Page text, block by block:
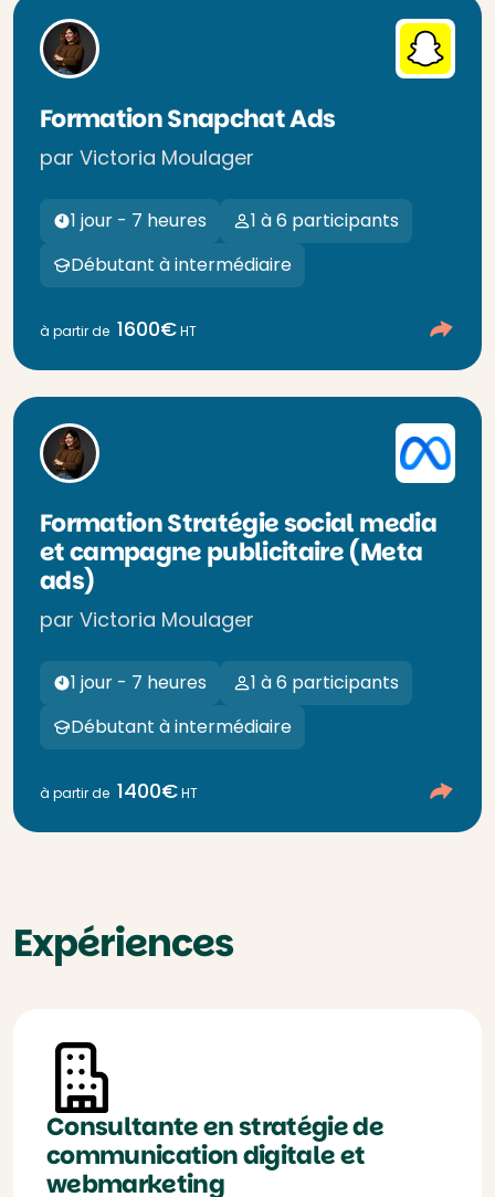
Formation Snapchat Ads
par Victoria Moulager
1 jour - 7 heures
1 à 6 participants
Débutant à intermédiaire
à partir de 1600€HT
Formation Stratégie social media
et campagne publicitaire (Meta
ads)
par Victoria Moulager
1 jour - 7 heures
1 à 6 participants
Débutant à intermédiaire
à partir de 1400€HT
Expériences
Consultante en stratégie de
communication digitale et
webmarketing